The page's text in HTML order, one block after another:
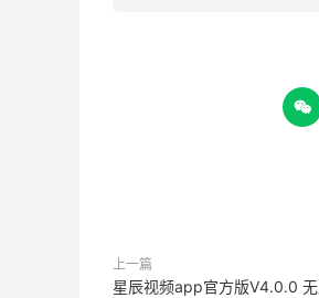

上一篇
星辰视频app官方版V4.0.0